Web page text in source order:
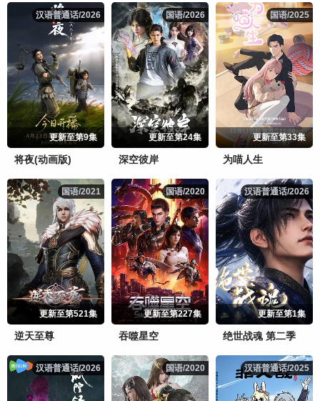
汉语普通话/2026
汉语普通话/2026
更新至第9集
将夜(动画版)
国语/2026
国语/2026
更新至第24集
深空彼岸
国语/2025
国语/2025
更新至第33集
为喵人生
国语/2021
国语/2021
更新至第521集
逆天至尊
国语/2020
国语/2020
更新至第227集
吞噬星空
汉语普通话/2026
汉语普通话/2026
更新至第1集
绝世战魂 第二季
汉语普通话/2026
汉语普通话/2026 国语/2020
国语/2020 汉语普通话/2025
汉语普通话/2025